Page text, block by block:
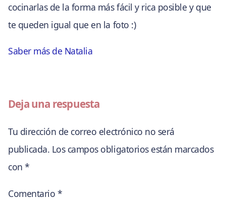
cocinarlas de la forma más fácil y rica posible y que
te queden igual que en la foto :)
Saber más de Natalia
Deja una respuesta
Tu dirección de correo electrónico no será
publicada. Los campos obligatorios están marcados
con*
Comentario *